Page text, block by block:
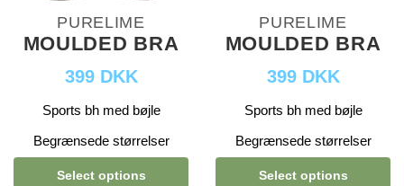
PURELIME
MOULDED BRA
399 DKK
Sports bh med bøjle
Begrænsede størrelser
Select options
PURELIME
MOULDED BRA
399 DKK
Sports bh med bøjle
Begrænsede størrelser
Select options